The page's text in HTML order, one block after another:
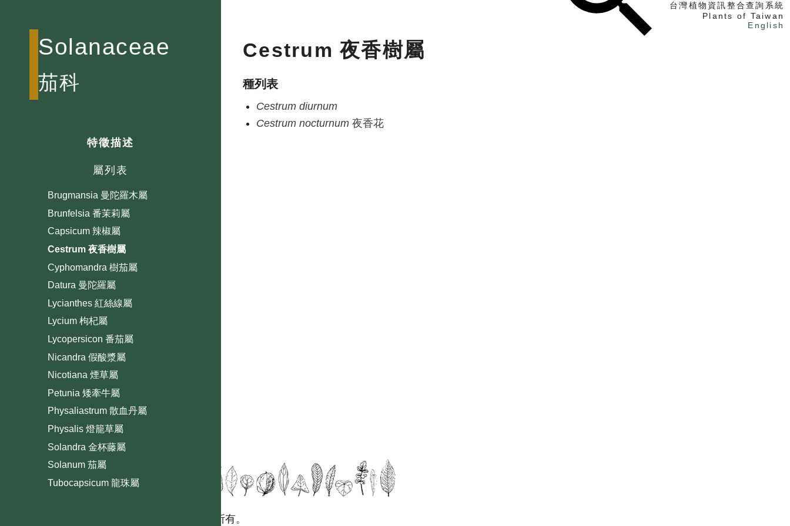
台灣植物資訊整合查詢系統
Plants of Taiwan
English
Solanaceae
茄科
特徵描述
屬列表
Brugmansia 曼陀羅木屬
Brunfelsia 番茉莉屬
Capsicum 辣椒屬
Cestrum 夜香樹屬
Cyphomandra 樹茄屬
Datura 曼陀羅屬
Lycianthes 紅絲線屬
Lycium 枸杞屬
Lycopersicon 番茄屬
Nicandra 假酸漿屬
Nicotiana 煙草屬
Petunia 矮牽牛屬
Physaliastrum 散血丹屬
Physalis 燈籠草屬
Solandra 金杯藤屬
Solanum 茄屬
Tubocapsicum 龍珠屬
Cestrum 夜香樹屬
種列表
Cestrum diurnum
Cestrum nocturnum 夜香花
國立台灣大學生態學與演化生物學研究所 版權所有。